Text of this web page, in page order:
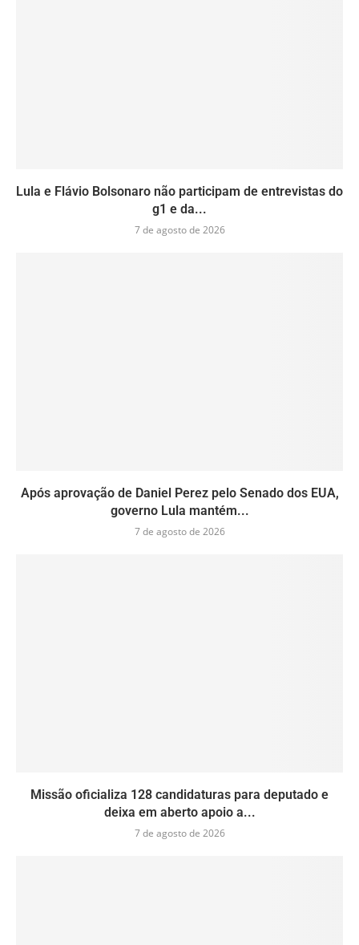
Lula e Flávio Bolsonaro não participam de entrevistas do
g1 e da...
7 de agosto de 2026
Após aprovação de Daniel Perez pelo Senado dos EUA,
governo Lula mantém...
7 de agosto de 2026
Missão oficializa 128 candidaturas para deputado e
deixa em aberto apoio a...
7 de agosto de 2026